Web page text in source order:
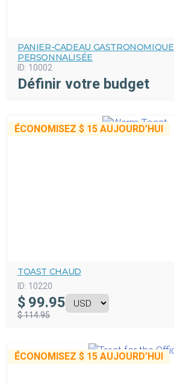
PANIER-CADEAU GASTRONOMIQUE
PERSONNALISÉE
ID: 10002
Définir votre budget
ÉCONOMISEZ $ 15 AUJOURD’HUI
TOAST CHAUD
ID: 10220
$ 99.95
$ 114.95
ÉCONOMISEZ $ 15 AUJOURD’HUI